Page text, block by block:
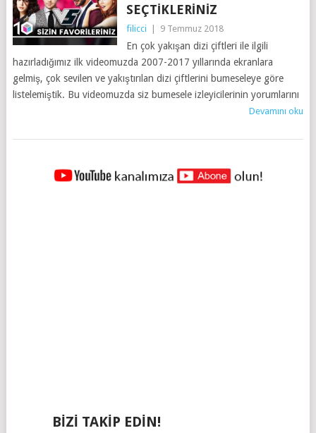
SEÇTIKLERINIZ
filicci 9 Temmuz 2018
En çok yakışan dizi çiftleri ile ilgili
hazırladığımız ilk videomuzda 2007-2017 yıllarında ekranlara
gelmiş, çok sevilen ve yakıştırılan dizi çiftlerini bumeseleye göre
listelemiştik. Bu videomuzda siz bumesele izleyicilerinin yorumlarını
Devamını oku
YAZILAR
BIZI TAKIP EDIN!